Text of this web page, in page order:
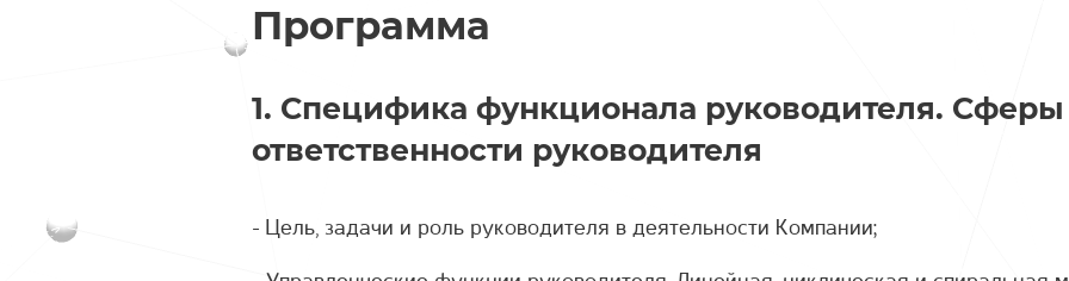
Программа
1. Специфика функционала руководителя. Сферы
ответственности руководителя
- Цель, задачи и роль руководителя в деятельности Компании;